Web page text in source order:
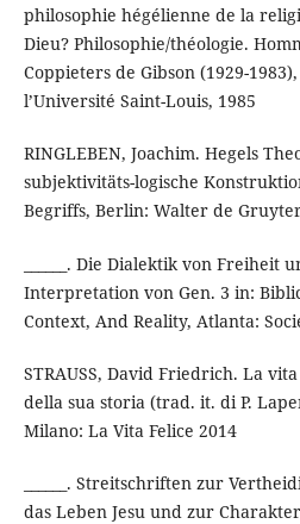
philosophie hégélienne de la
Dieu? Philosophie/théologie.
Coppieters de Gibson (1929-
l’Université Saint-Louis, 1985
RINGLEBEN, Joachim. Hegels
subjektivitäts-logische
Begriffs, Berlin: Walter de
______. Die Dialektik von Freiheit
Interpretation von Gen. 3 in:
Context, And Reality, Atlanta:
STRAUSS, David Friedrich. La
della sua storia (trad. it. di P.
Milano: La Vita Felice 2014
______. Streitschriften zur
das Leben Jesu und zur